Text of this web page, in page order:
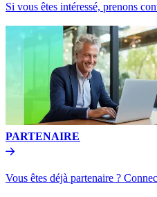
Si vous êtes intéressé, prenons
PARTENAIRE​​
Vous êtes déjà partenaire ?